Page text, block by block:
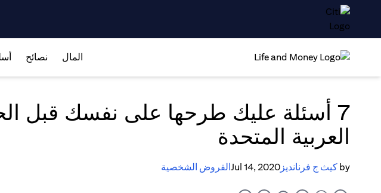
المال نصائح
7 أسئلة عليك طرحها على نفسك
العربية المتحدة
by كيث ج فرنانديز Jul 14, 2020القروض الشخصية